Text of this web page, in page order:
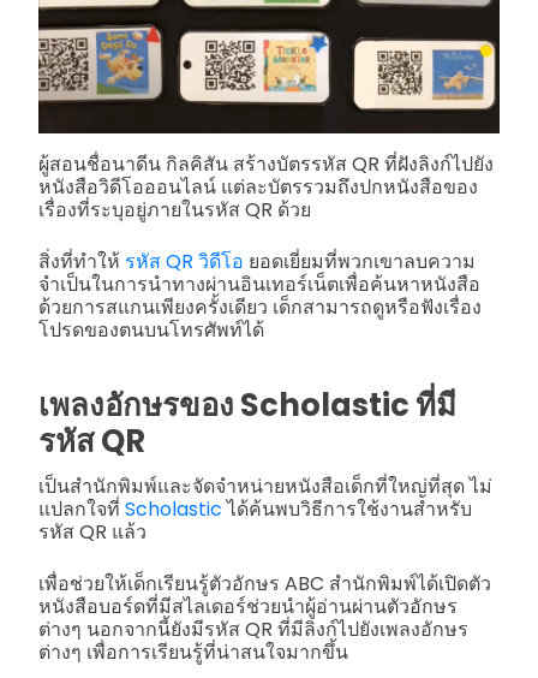
ผู้สอนชื่อนาดีน กิลคิสัน สร้างบัตรรหัส QR ที่ฝังลิงก์ไปยัง
หนังสือวิดีโอออนไลน์ แต่ละบัตรรวมถึงปกหนังสือของ
เรื่องที่ระบุอยู่ภายในรหัส QR ด้วย
สิ่งที่ทำให้ รหัส QR วิดีโอ ยอดเยี่ยมที่พวกเขาลบความ
จำเป็นในการนำทางผ่านอินเทอร์เน็ตเพื่อค้นหาหนังสือ
ด้วยการสแกนเพียงครั้งเดียว เด็กสามารถดูหรือฟังเรื่อง
โปรดของตนบนโทรศัพท์ได้
เพลงอักษรของ Scholastic ที่มี
รหัส QR
เป็นสำนักพิมพ์และจัดจำหน่ายหนังสือเด็กที่ใหญ่ที่สุด ไม่
แปลกใจที่ Scholasticได้ค้นพบวิธีการใช้งานสำหรับ
รหัส QR แล้ว
เพื่อช่วยให้เด็กเรียนรู้ตัวอักษร ABC สำนักพิมพ์ได้เปิดตัว
หนังสือบอร์ดที่มีสไลเดอร์ช่วยนำผู้อ่านผ่านตัวอักษร
ต่างๆ นอกจากนี้ยังมีรหัส QR ที่มีลิงก์ไปยังเพลงอักษร
ต่างๆ เพื่อการเรียนรู้ที่น่าสนใจมากขึ้น